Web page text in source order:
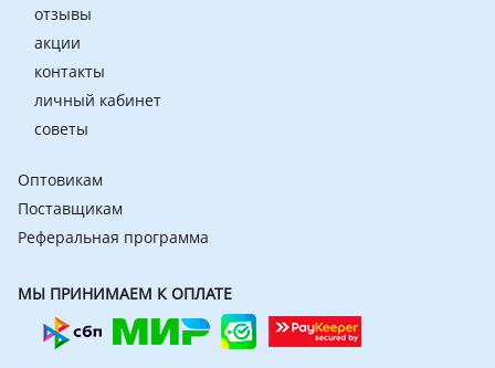
отзывы
акции
контакты
личный кабинет
советы
Оптовикам
Поставщикам
Реферальная программа
МЫ ПРИНИМАЕМ К ОПЛАТЕ